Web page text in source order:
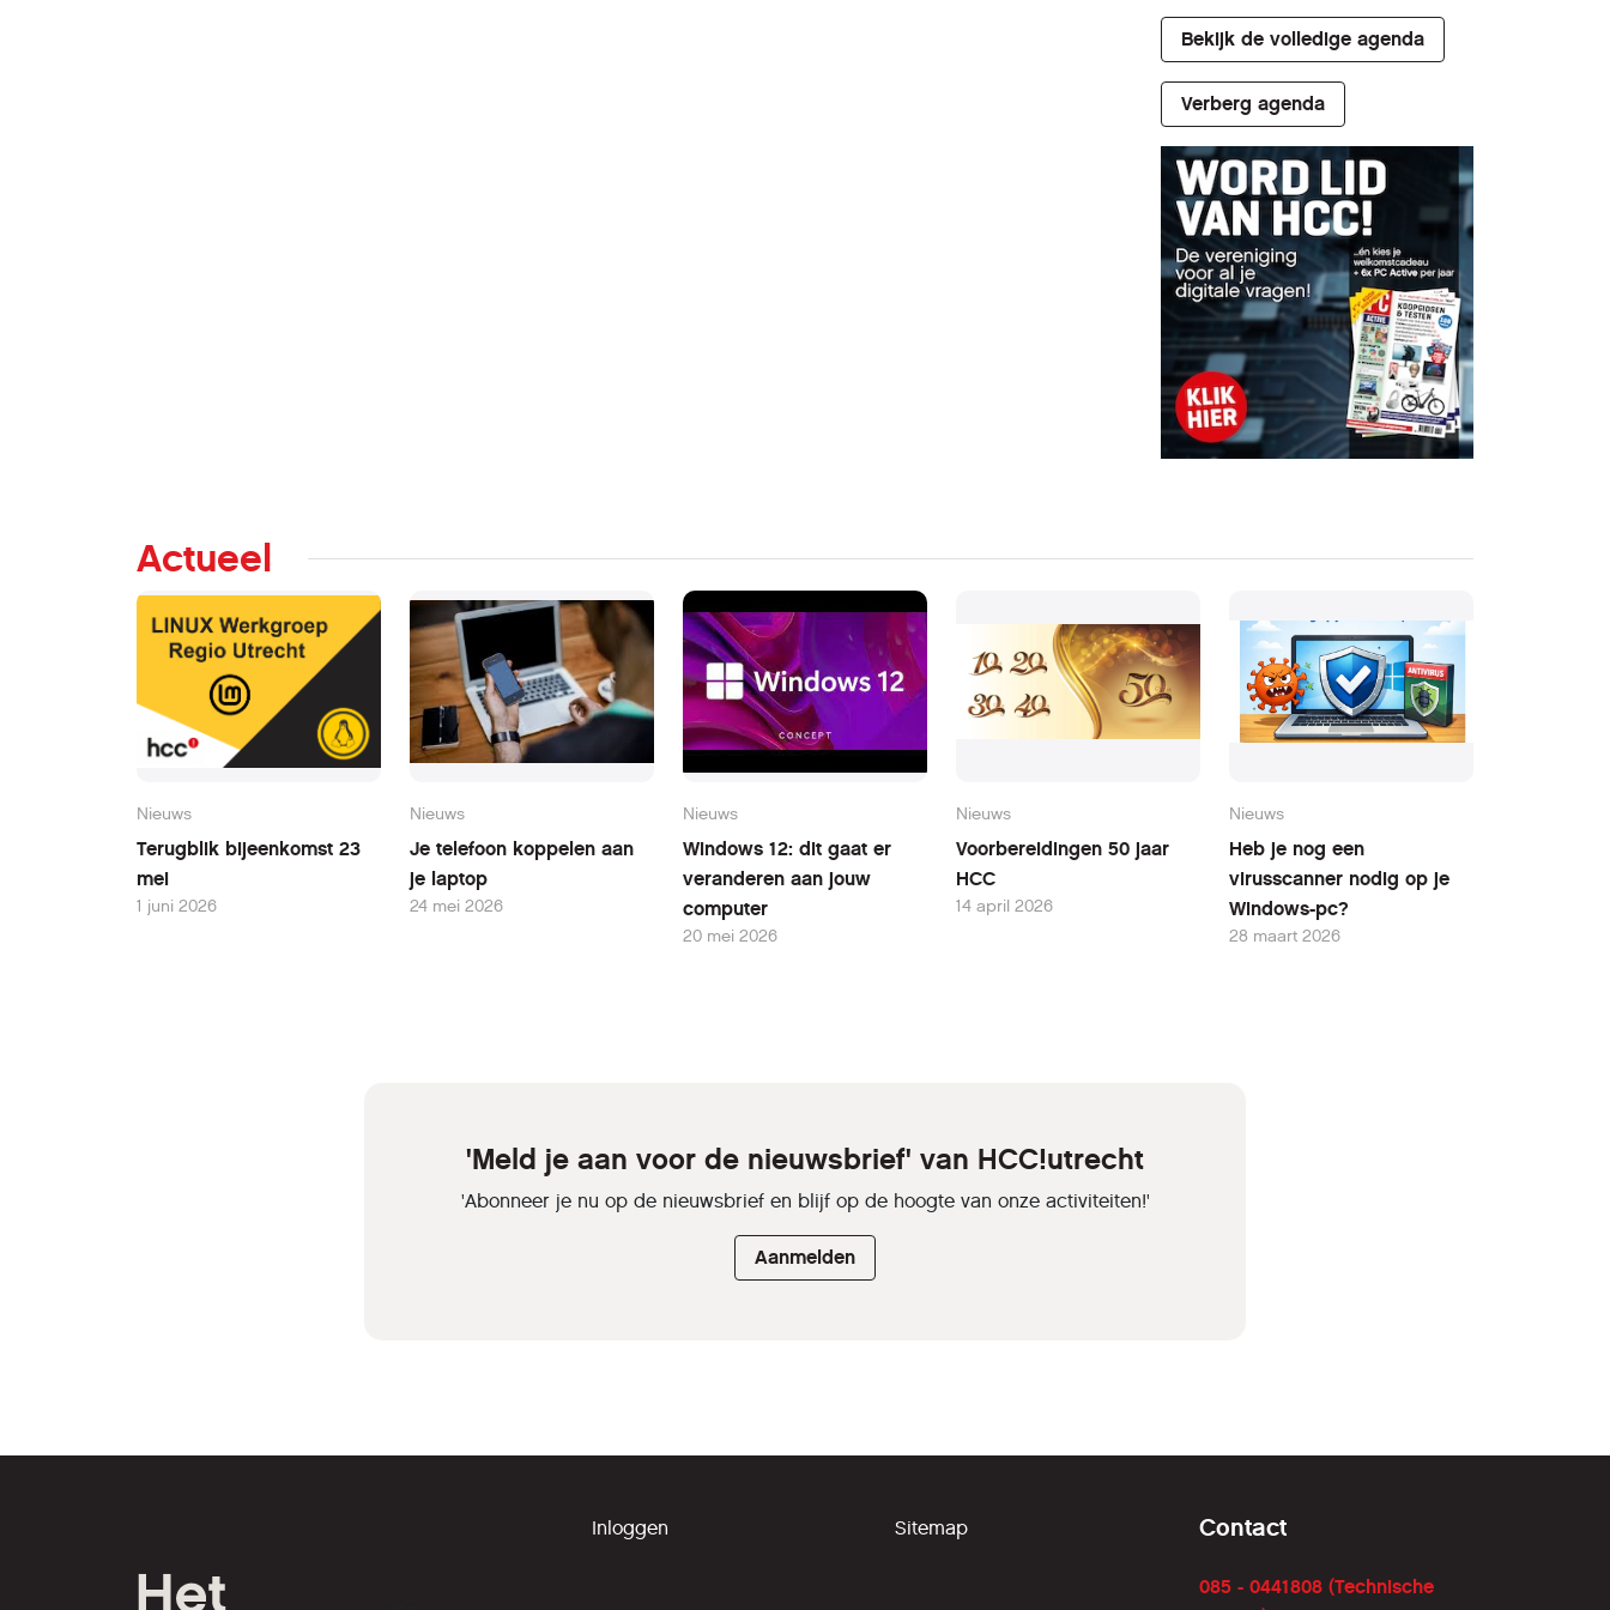
Bekijk de volledige agenda
Verberg agenda
Actueel
Nieuws
Terugblik bijeenkomst 23
mei
1 juni 2026
Nieuws
Je telefoon koppelen aan
je laptop
24 mei 2026
Nieuws
Windows 12: dit gaat er
veranderen aan jouw
computer
20 mei 2026
Nieuws
Voorbereidingen 50 jaar
HCC
14 april 2026
Nieuws
Heb je nog een
virusscanner nodig op je
Windows-pc?
28 maart 2026
'Meld je aan voor de nieuwsbrief' van HCC!utrecht
'Abonneer je nu op de nieuwsbrief en blijf op de hoogte van onze activiteiten!'
Aanmelden
Inloggen Sitemap Contact
085 - 0441808 (Technische